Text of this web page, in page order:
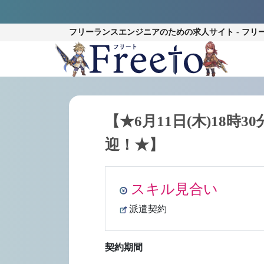
フリーランスエンジニアのための求人サイト - フリ
【★6月11日(木)18時
迎！★】
スキル見合い
派遣契約
契約期間